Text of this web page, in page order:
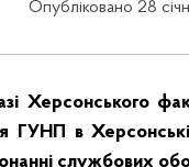
Опубліковано 28
Херсонського
ГУНП в
службових